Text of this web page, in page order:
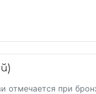
отмечается при